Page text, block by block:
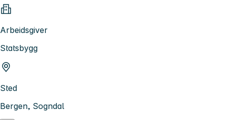
Arbeidsgiver
Statsbygg
Sted
Bergen, Sogndal